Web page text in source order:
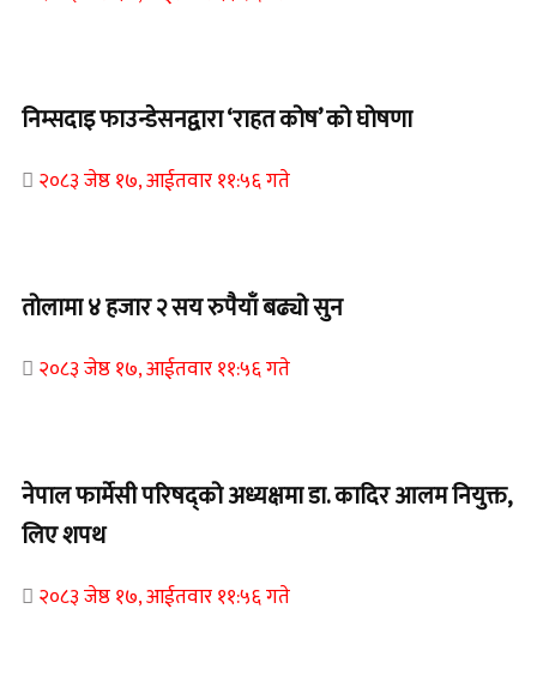
निम्सदाइ फाउन्डेसनद्वारा ‘राहत कोष’ को घोषणा
२०८३ जेष्ठ १७, आईतवार ११:५६ गते
तोलामा ४ हजार २ सय रुपैयाँ बढ्यो सुन
२०८३ जेष्ठ १७, आईतवार ११:५६ गते
नेपाल फार्मेसी परिषद्को अध्यक्षमा डा. कादिर आलम नियुक्त,
लिए शपथ
२०८३ जेष्ठ १७, आईतवार ११:५६ गते